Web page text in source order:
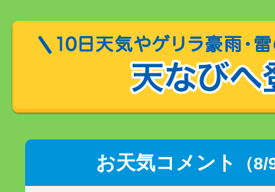
お天気コメント （